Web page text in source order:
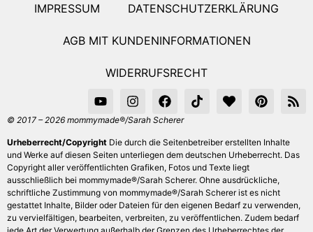
IMPRESSUM DATENSCHUTZERKLÄRUNG
AGB MIT KUNDENINFORMATIONEN
WIDERRUFSRECHT
© 2017 – 2026 mommymade®/Sarah Scherer
Urheberrecht/Copyright Die durch die Seitenbetreiber erstellten Inhalte
und Werke auf diesen Seiten unterliegen dem deutschen Urheberrecht. Das
Copyright aller veröffentlichten Grafiken, Fotos und Texte liegt
ausschließlich bei mommymade®/Sarah Scherer. Ohne ausdrückliche,
schriftliche Zustimmung von mommymade®/Sarah Scherer ist es nicht
gestattet Inhalte, Bilder oder Dateien für den eigenen Bedarf zu verwenden,
zu vervielfältigen, bearbeiten, verbreiten, zu veröffentlichen. Zudem bedarf